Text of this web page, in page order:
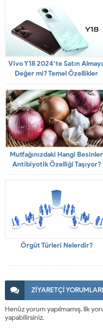
Vivo Y18 2024’te Satın
Değer mi? Temel Özellikler
İncelendi
Mutfağınızdaki Hangi Besinler
Antibiyotik Özelliği Taşıyor?
Örgüt Türleri Nelerdir?
ZİYARETÇİ YORUMLARI
Henüz yorum yapılmamış. İlk
yapabilirsiniz.